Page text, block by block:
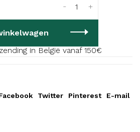
+
-
in België vanaf 150€
Twitter Pinterest E-mail